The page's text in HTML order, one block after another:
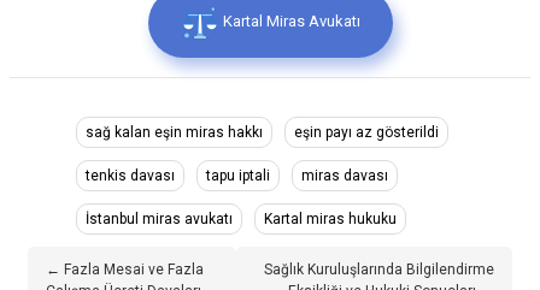
Kartal Miras Avukatı
sağ kalan eşin miras hakkı eşin payı az gösterildi
tenkis davası tapu iptali miras davası
İstanbul miras avukatı Kartal miras hukuku
← Fazla Mesai ve Fazla
Sağlık Kuruluşlarında Bilgilendirme